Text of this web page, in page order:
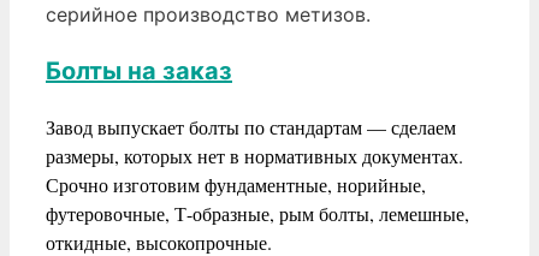
серийное производство метизов.
Болты на заказ
Завод выпускает болты по стандартам — сделаем
размеры, которых нет в нормативных документах.
Срочно изготовим фундаментные, норийные,
футеровочные, Т-образные, рым болты, лемешные,
откидные, высокопрочные.